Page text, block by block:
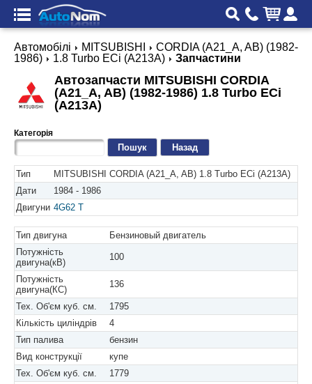
Автомобілі MITSUBISHI
CORDIA (A21_A, AB) (1982-
1986)
1.8 Turbo ECi (A213A) Запчастини
Автозапчасти MITSUBISHI CORDIA
(A21_A, AB) (1982-1986) 1.8 Turbo ECi
(A213A)
Категорія
Назад
Тип
MITSUBISHI CORDIA (A21_A, AB) 1.8 Turbo ECi (A213A)
Дати
1984 - 1986
Двигуни 4G62 T
Тип двигуна
Бензиновый двигатель
Потужність
двигуна(кВ)
100
Потужність
двигуна(КС)
136
Тех. Об'єм куб. см.
1795
Кількість циліндрів
4
Тип палива
бензин
Вид конструкції
купе
Тех. Об'єм куб. см.
1779